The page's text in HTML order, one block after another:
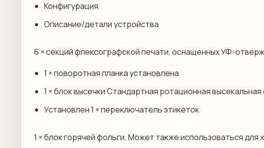
Конфигурация
Описание/детали устройства
6 × секций флексографской печати, оснащенных УФ-
1 × поворотная планка установлена
1 × блок высечки Стандартная ротационная высекальная
Установлен 1 × переключатель этикеток
1 × блок горячей фольги. Может также использоваться для